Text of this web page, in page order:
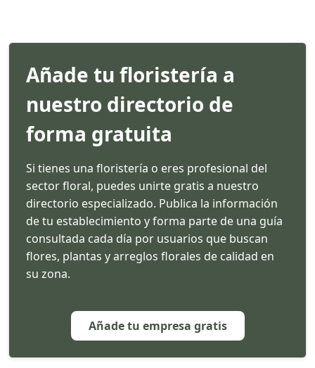
Añade tu floristería a
nuestro directorio de
forma gratuita
Si tienes una floristería o eres profesional del
sector floral, puedes unirte gratis a nuestro
directorio especializado. Publica la información
de tu establecimiento y forma parte de una guía
consultada cada día por usuarios que buscan
flores, plantas y arreglos florales de calidad en
su zona.
Añade tu empresa gratis